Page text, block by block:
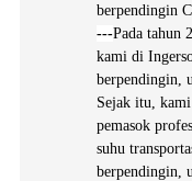
berpendingin
---Pada tahun
kami di
berpendingin,
Sejak itu, kami
pemasok
suhu
berpendingin,